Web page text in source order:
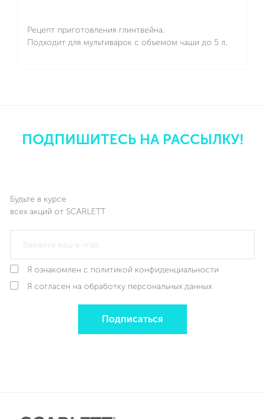
Рецепт приготовления глинтвейна.
Подходит для мультиварок с объемом чаши до 5 л.
ПОДПИШИТЕСЬ НА РАССЫЛКУ!
Будьте в курсе
всех акций от SCARLETT
Я ознакомлен с политикой конфиденциальности
Я согласен на обработку персональных данных
Подписаться